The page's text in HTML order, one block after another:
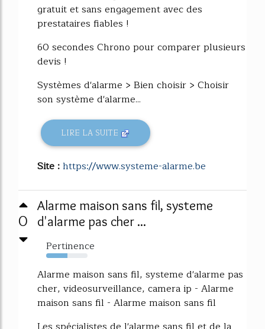
gratuit et sans engagement avec des
prestataires fiables !
60 secondes Chrono pour comparer plusieurs
devis !
Systèmes d'alarme > Bien choisir > Choisir
son système d'alarme...
LIRE LA SUITE
Site :https://www.systeme-alarme.be
0
Alarme maison sans fil, systeme
d'alarme pas cher ...
Pertinence
51%
Alarme maison sans fil, systeme d'alarme pas
cher, videosurveillance, camera ip - Alarme
maison sans fil - Alarme maison sans fil